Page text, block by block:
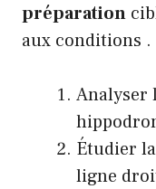
préparation
aux conditions .
Analyser
Étudier
ligne